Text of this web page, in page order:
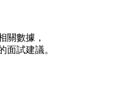
關數據，
面試建議。